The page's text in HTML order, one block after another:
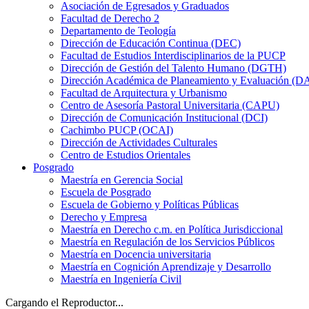
Asociación de Egresados y Graduados
Facultad de Derecho 2
Departamento de Teología
Dirección de Educación Continua (DEC)
Facultad de Estudios Interdisciplinarios de la PUCP
Dirección de Gestión del Talento Humano (DGTH)
Dirección Académica de Planeamiento y Evaluación
Facultad de Arquitectura y Urbanismo
Centro de Asesoría Pastoral Universitaria (CAPU)
Dirección de Comunicación Institucional (DCI)
Cachimbo PUCP (OCAI)
Dirección de Actividades Culturales
Centro de Estudios Orientales
Posgrado
Maestría en Gerencia Social
Escuela de Posgrado
Escuela de Gobierno y Políticas Públicas
Derecho y Empresa
Maestría en Derecho c.m. en Política Jurisdiccional
Maestría en Regulación de los Servicios Públicos
Maestría en Docencia universitaria
Maestría en Cognición Aprendizaje y Desarrollo
Maestría en Ingeniería Civil
Cargando el Reproductor...